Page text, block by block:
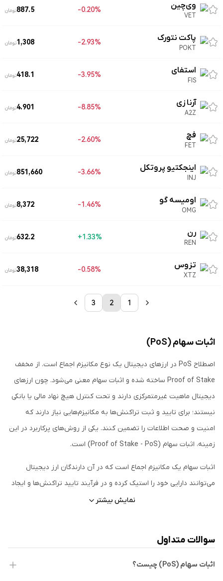
وی‌چین
VET
0.20%-
887.5تومان
پاکت نتورک
POKT
2.93%-
1,308تومان
استفای
FIS
3.95%-
418.1تومان
آرنا زی
A2Z
8.85%-
4.901تومان
فچ
FET
2.60%-
25,722تومان
اینجکتیو پروتکل
INJ
3.66%-
851,660تومان
اومیسه گو
OMG
1.46%-
8,372تومان
رن
REN
1.33%+
632.2تومان
تزوس
XTZ
0.58%-
38,318تومان
1
2
3
اثبات سهام (PoS)
اصطلاح PoS در ارزهای دیجیتال یک نوع مکانیزم اجماع است. از مخفف
Proof of Stake ساخته شده و اثبات سهام معنی می‌شود. چون ارزهای
دیجیتال ماهیت غیرمتمرکزی دارند و تحت کنترل هیچ نهاد مالی یا بانکی
نیستند؛ برای تایید و ثبت تراکنش‌ها به مکانیزم‌هایی نیاز دارند که
امنیت و صحت اطلاعات را تضمین کنند. یکی از روش‌های پرکاربرد در این
زمینه، اثبات سهام (Proof of Stake - PoS) است.
اثبات سهام یک مکانیزم اجماع است که در آن دارندگان ارز دیجیتال
می‌توانند دارایی خود را استیک کرده و در فرآیند تایید تراکنش‌ها و ایجاد
بلاک‌های جدید مشارکت داشته باشند.
بازی در شبکه‌های بلاکچینی است که به همه شرکت‌کنندگان کمک
نمایش بیشتر
سوالات متداول
اثبات سهام (PoS) چیست؟